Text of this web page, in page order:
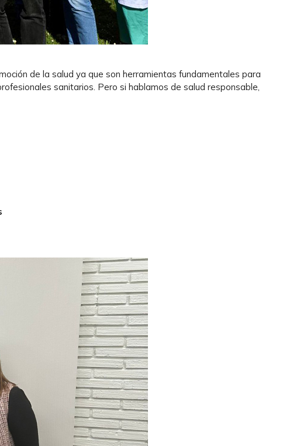
de la salud ya que son herramientas fundamentales para
sanitarios. Pero si hablamos de salud responsable,